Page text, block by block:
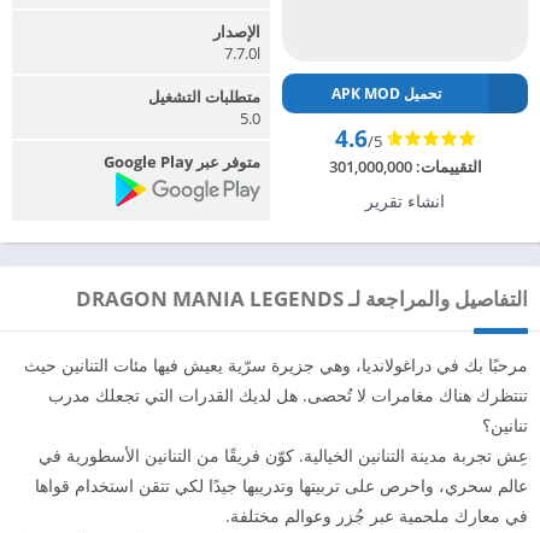
تحميل APK MOD
4.6/5
التقييمات:301,000,000
انشاء تقرير
الإصدار
7.7.0l
متطلبات التشغيل
5.0
متوفر عبر Google Play
التفاصيل والمراجعة لـ DRAGON MANIA LEGENDS
مرحبًا بك في دراغولانديا، وهي جزيرة سرّية يعيش فيها مئات التنانين حيث
تنتظرك هناك مغامرات لا تُحصى. هل لديك القدرات التي تجعلك مدرب
تنانين؟
عِش تجربة مدينة التنانين الخيالية. كوّن فريقًا من التنانين الأسطورية في
عالم سحري، واحرص على تربيتها وتدريبها جيدًا لكي تتقن استخدام قواها
في معارك ملحمية عبر جُزر وعوالم مختلفة.